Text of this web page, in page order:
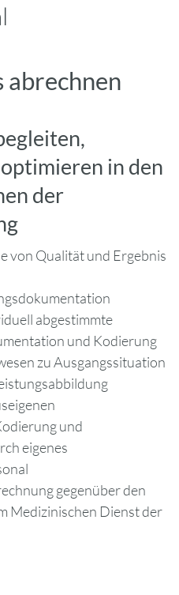
abrechnen
in den
der
von Qualität und Ergebnis
abgestimmte
und Kodierung
zu Ausgangssituation
und
eigenes
gegenüber den
Medizinischen Dienst der